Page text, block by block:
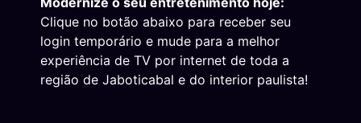
Clique no botão abaixo para receber seu
login temporário e mude para a melhor
experiência de TV por internet de toda a
região de Jaboticabal e do interior paulista!